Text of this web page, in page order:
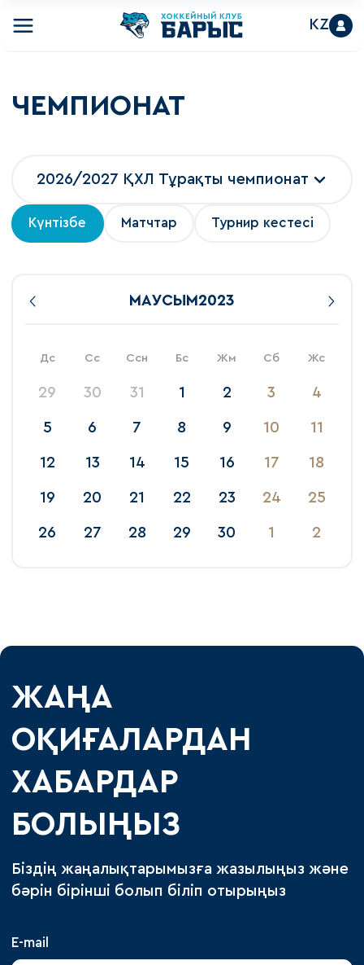
KZ
ЧЕМПИОНАТ
Күнтізбе Матчтар Турнир кестесі
2026/2027 ҚХЛ Тұрақты чемпионат
МАУСЫМ2023
Дс Сс Ссн Бс Жм Сб Жс
29 30 31 1 2 3 4
5 6 7 8 9 10 11
12 13 14 15 16 17 18
19 20 21 22 23 24 25
26 27 28 29 30 1 2
ЖАҢА
ОҚИҒАЛАРДАН
ХАБАРДАР
БОЛЫҢЫЗ
Біздің жаңалықтарымызға жазылыңыз және
бәрін бірінші болып біліп отырыңыз
E-mail